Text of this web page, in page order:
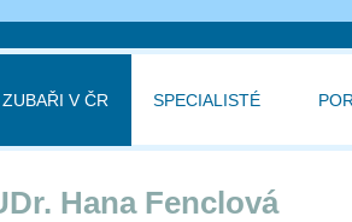
ZUBAŘI V ČR SPECIALISTÉ
Hana Fenclová